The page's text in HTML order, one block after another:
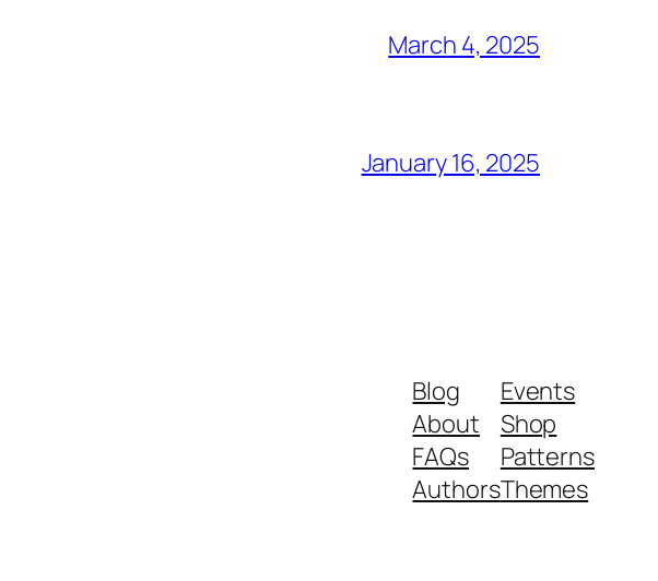
March 4, 2025
January 16, 2025
Blog
About
FAQs
Authors
Events
Shop
Patterns
Themes